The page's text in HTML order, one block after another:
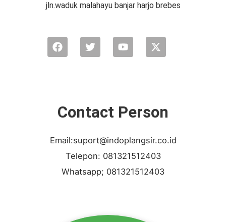
jln.waduk malahayu banjar harjo brebes
FacebookTwitterYoutubeX-
twitter
Contact Person
Email:suport@indoplangsir.co.id
Telepon: 081321512403
Whatsapp; 081321512403